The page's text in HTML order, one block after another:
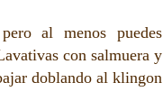
al menos puedes
con salmuera y
doblando al klingon